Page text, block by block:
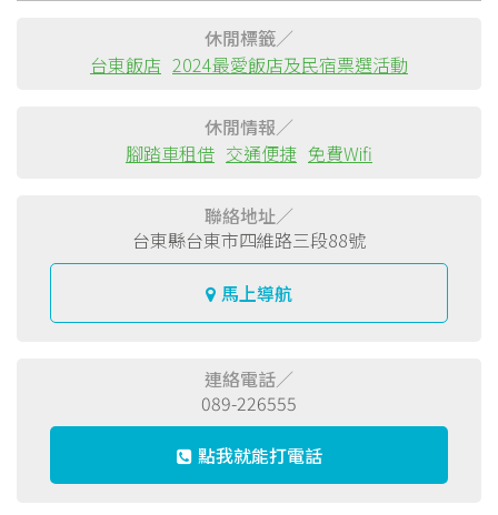
休閒標籤／
台東飯店 2024最愛飯店及民宿票選活動
休閒情報／
腳踏車租借 交通便捷 免費Wifi
聯絡地址／
台東縣台東市四維路三段88號
馬上導航
連絡電話／
089-226555
點我就能打電話